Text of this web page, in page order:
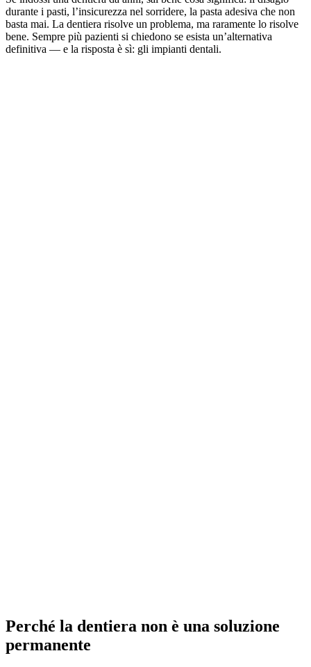
durante i pasti, l’insicurezza nel sorridere, la pasta adesiva che non
basta mai. La dentiera risolve un problema, ma raramente lo risolve
bene. Sempre più pazienti si chiedono se esista un’alternativa
definitiva — e la risposta è sì: gli impianti dentali.
Perché la dentiera non è una soluzione
permanente